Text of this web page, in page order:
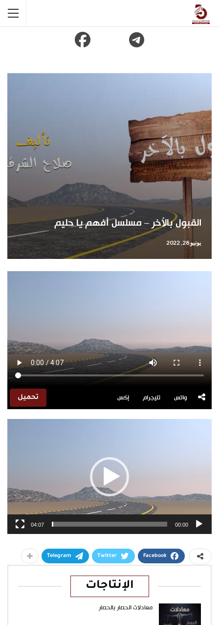
القبول بالأخر – مسلسل أفهم يا حليم
يونيو 28, 2022
واتس تليجرام إكس تحميل
00:00
04:07
Facebook
Twitter
Telegram
الإنتاجات
معادلات الحصار بالحصار